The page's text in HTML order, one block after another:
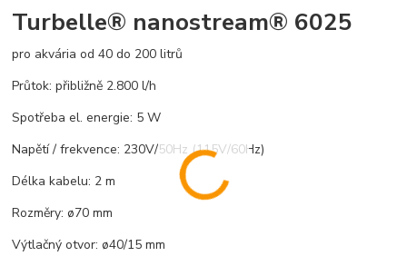
Turbelle® nanostream® 6025
pro akvária od 40 do 200 litrů
Průtok: přibližně 2.800 l/h
Spotřeba el. energie: 5 W
Napětí / frekvence: 230V/50Hz (115V/60Hz)
Délka kabelu: 2 m
Rozměry: ø70 mm
Výtlačný otvor: ø40/15 mm